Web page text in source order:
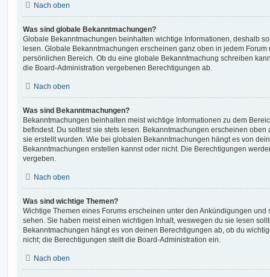
Nach oben
Was sind globale Bekanntmachungen?
Globale Bekanntmachungen beinhalten wichtige Informationen, deshalb
lesen. Globale Bekanntmachungen erscheinen ganz oben in jedem
persönlichen Bereich. Ob du eine globale Bekanntmachung schreiben
die Board-Administration vergebenen Berechtigungen ab.
Nach oben
Was sind Bekanntmachungen?
Bekanntmachungen beinhalten meist wichtige Informationen zu dem
befindest. Du solltest sie stets lesen. Bekanntmachungen erscheinen oben
sie erstellt wurden. Wie bei globalen Bekanntmachungen hängt es von
Bekanntmachungen erstellen kannst oder nicht. Die Berechtigungen
vergeben.
Nach oben
Was sind wichtige Themen?
Wichtige Themen eines Forums erscheinen unter den Ankündigungen und
sehen. Sie haben meist einen wichtigen Inhalt, weswegen du sie lesen
Bekanntmachungen hängt es von deinen Berechtigungen ab, ob du
nicht; die Berechtigungen stellt die Board-Administration ein.
Nach oben